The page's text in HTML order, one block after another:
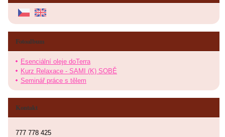
Fotoalbum
Esenciální oleje doTerra
Kurz Relaxace - SAMI (K) SOBĚ
Seminář práce s tělem
Kontakt
777 778 425